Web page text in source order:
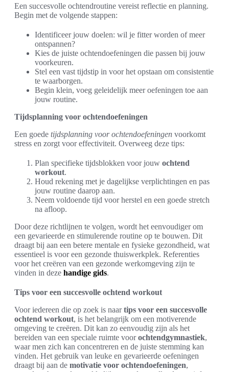
Een succesvolle ochtendroutine vereist reflectie en planning.
Begin met de volgende stappen:
Identificeer jouw doelen: wil je fitter worden of meer
ontspannen?
Kies de juiste ochtendoefeningen die passen bij jouw
voorkeuren.
Stel een vast tijdstip in voor het opstaan om consistentie
te waarborgen.
Begin klein, voeg geleidelijk meer oefeningen toe aan
jouw routine.
Tijdsplanning voor ochtendoefeningen
Een goede tijdsplanning voor ochtendoefeningen voorkomt
stress en zorgt voor effectiviteit. Overweeg deze tips:
Plan specifieke tijdsblokken voor jouw ochtend
workout.
Houd rekening met je dagelijkse verplichtingen en pas
jouw routine daarop aan.
Neem voldoende tijd voor herstel en een goede stretch
na afloop.
Door deze richtlijnen te volgen, wordt het eenvoudiger om
een gevarieerde en stimulerende routine op te bouwen. Dit
draagt bij aan een betere mentale en fysieke gezondheid, wat
essentieel is voor een gezonde thuiswerkplek. Referenties
voor het creëren van een gezonde werkomgeving zijn te
vinden in deze handige gids.
Tips voor een succesvolle ochtend workout
Voor iedereen die op zoek is naartips voor een succesvolle
ochtend workout, is het belangrijk om een motiverende
omgeving te creëren. Dit kan zo eenvoudig zijn als het
bereiden van een speciale ruimte voorochtendgymnastiek,
waar men zich kan concentreren en de juiste stemming kan
vinden. Het gebruik van leuke en gevarieerde oefeningen
draagt bij aan de motivatie voor ochtendoefeningen,